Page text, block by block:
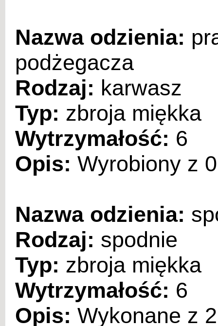
Nazwa odzienia:
podżegacza
Rodzaj: karwasz
Typ: zbroja miękka
Wytrzymałość: 6
Opis: Wyrobiony z
Nazwa odzienia:
Rodzaj: spodnie
Typ: zbroja miękka
Wytrzymałość: 6
Opis: Wykonane z